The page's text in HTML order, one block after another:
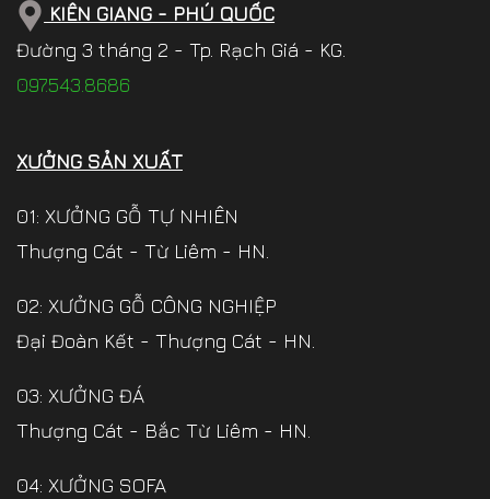
KIÊN GIANG - PHÚ QUỐC
Đường 3 tháng 2 - Tp. Rạch Giá - KG.
097.543.8686
XƯỞNG SẢN XUẤT
01: XƯỞNG GỖ TỰ NHIÊN
Thượng Cát - Từ Liêm - HN.
02: XƯỞNG GỖ CÔNG NGHIỆP
Đại Đoàn Kết - Thượng Cát - HN.
03: XƯỞNG ĐÁ
Thượng Cát - Bắc Từ Liêm - HN.
04: XƯỞNG SOFA